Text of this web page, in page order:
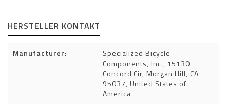
HERSTELLER KONTAKT
Manufacturer:
Specialized Bicycle
Components, Inc., 15130
Concord Cir, Morgan Hill, CA
95037, United States of
America